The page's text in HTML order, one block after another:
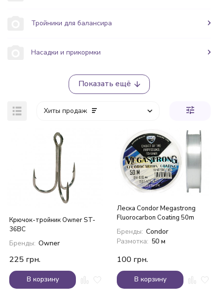
Тройники для балансира
Насадки и прикормки
Показать ещё
Хиты продаж
покупателей
Крючок-тройник Owner ST-
36BC
Бренды: Owner
225 грн.
В корзину
Леска Condor Megastrong
Fluorocarbon Coating 50m
Бренды: Condor
Размотка: 50 м
100 грн.
В корзину